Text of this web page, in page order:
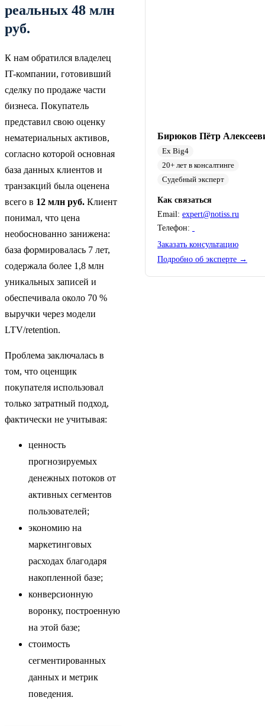
реальных 48 млн
руб.
К нам обратился владелец
IT-компании, готовивший
сделку по продаже части
бизнеса. Покупатель
представил свою оценку
нематериальных активов,
согласно которой основная
база данных клиентов и
транзакций была оценена
всего в 12 млн руб. Клиент
понимал, что цена
необоснованно занижена:
база формировалась 7 лет,
содержала более 1,8 млн
уникальных записей и
обеспечивала около 70 %
выручки через модели
LTV/retention.
Проблема заключалась в
том, что оценщик
покупателя использовал
только затратный подход,
фактически не учитывая:
ценность
прогнозируемых
денежных потоков от
активных сегментов
пользователей;
экономию на
маркетинговых
расходах благодаря
накопленной базе;
конверсионную
воронку, построенную
на этой базе;
стоимость
сегментированных
данных и метрик
поведения.
Бирюков Пётр
Ex Big4
20+ лет в консалтинге
Судебный эксперт
Как связаться
Email: expert@notiss.ru
Телефон:
Заказать консультацию
Подробно об эксперте →